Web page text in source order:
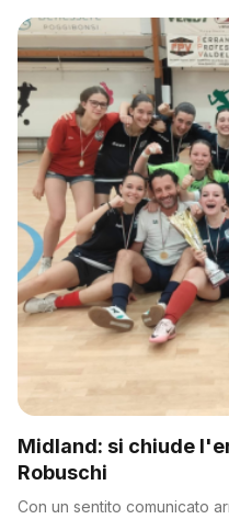
Midland: si chiude
Robuschi
Con un sentito comunicato